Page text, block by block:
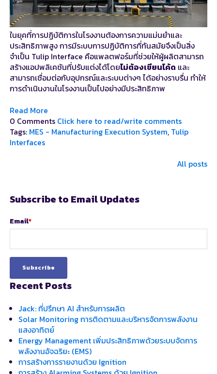
ในยุคที่การปฏิบัติการในโรงงานต้องการความแม่นยำและ
ประสิทธิภาพสูง การมีระบบการปฏิบัติการที่ทันสมัยจึงเป็นสิ่ง
จำเป็น Tulip Interface คือแพลตฟอร์มที่ช่วยให้ผู้ผลิตสามารถ
สร้างแอปพลิเคชันที่ปรับแต่งได้โดยไม่ต้องเขียนโค้ด และ
สามารถเชื่อมต่อกับอุปกรณ์และระบบต่างๆ ได้อย่างราบรื่น ทำให้
การดำเนินงานในโรงงานเป็นไปอย่างมีประสิทธิภาพ
Read More
0 Comments Click here to read/write comments
Tags: MES - Manufacturing Execution System, Tulip
Interfaces
All posts
Subscribe to Email Updates
Email*
Recent Posts
Jack: ที่ปรึกษา AI สำหรับการผลิต
Solar Monitoring การติดตามและบริหารจัดการพลังงาน
แสงอาทิตย์
Energy Management เพิ่มประสิทธิภาพด้วยระบบจัดการ
พลังงานอัจฉริยะ (EMS)
การสร้างการรายงานด้วย Ignition